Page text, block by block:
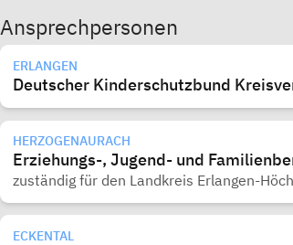
Ansprechpersonen
ERLANGEN
Deutscher Kinderschutzbund
HERZOGENAURACH
Erziehungs-, Jugend- und
zuständig für den Landkreis Erlangen-
ECKENTAL